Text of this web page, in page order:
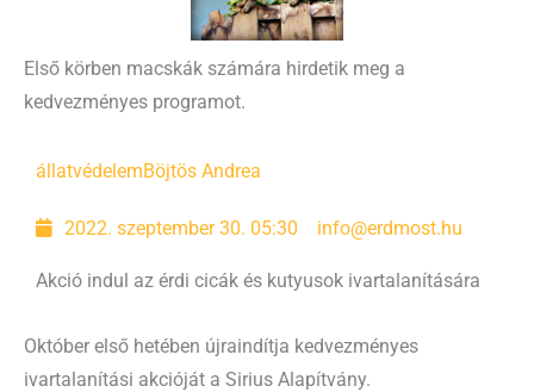
Első körben macskák számára hirdetik meg a
kedvezményes programot.
állatvédelemBöjtös Andrea
2022. szeptember 30. 05:30 info@erdmost.hu
Akció indul az érdi cicák és kutyusok ivartalanítására
Október első hetében újraindítja kedvezményes
ivartalanítási akcióját a Sirius Alapítvány.